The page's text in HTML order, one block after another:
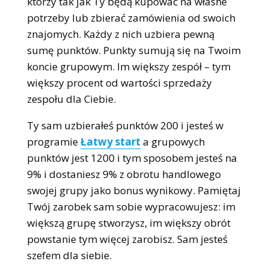
potrzeby lub zbierać zamówienia od swoich
znajomych. Każdy z nich uzbiera pewną
sumę punktów. Punkty sumują się na Twoim
koncie grupowym. Im większy zespół – tym
większy procent od wartości sprzedaży
zespołu dla Ciebie.
Ty sam uzbierałeś punktów 200 i jesteś w
programieŁatwy start a grupowych
punktów jest 1200 i tym sposobem jesteś na
9% i dostaniesz 9% z obrotu handlowego
swojej grupy jako bonus wynikowy. Pamiętaj
Twój zarobek sam sobie wypracowujesz: im
większą grupę stworzysz, im większy obrót
powstanie tym więcej zarobisz. Sam jesteś
szefem dla siebie.